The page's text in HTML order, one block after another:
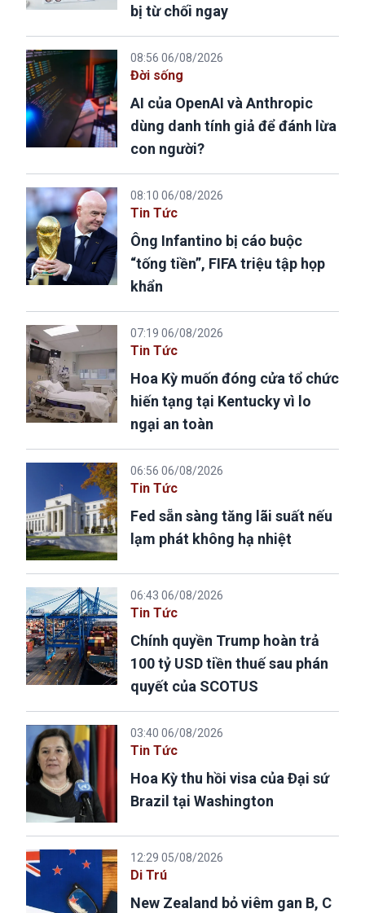
bị từ chối ngay
08:56 06/08/2026
Đời sống
AI của OpenAI và Anthropic
dùng danh tính giả để đánh lừa
con người?
08:10 06/08/2026
Tin Tức
Ông Infantino bị cáo buộc
“tống tiền”, FIFA triệu tập họp
khẩn
07:19 06/08/2026
Tin Tức
Hoa Kỳ muốn đóng cửa tổ chức
hiến tạng tại Kentucky vì lo
ngại an toàn
06:56 06/08/2026
Tin Tức
Fed sẵn sàng tăng lãi suất nếu
lạm phát không hạ nhiệt
06:43 06/08/2026
Tin Tức
Chính quyền Trump hoàn trả
100 tỷ USD tiền thuế sau phán
quyết của SCOTUS
03:40 06/08/2026
Tin Tức
Hoa Kỳ thu hồi visa của Đại sứ
Brazil tại Washington
12:29 05/08/2026
Di Trú
New Zealand bỏ viêm gan B, C